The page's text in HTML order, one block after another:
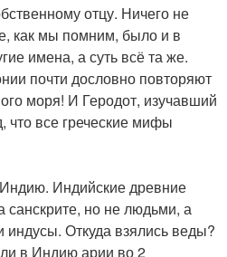
отцу. Ничего не
как мы помним, было и в
имена, а суть всё та же.
почти дословно повторяют
моря! И Геродот, изучавший
что все греческие мифы
Индийские древние
но не людьми, а
индусы. Откуда взялись веды?
в Индию арии во 2